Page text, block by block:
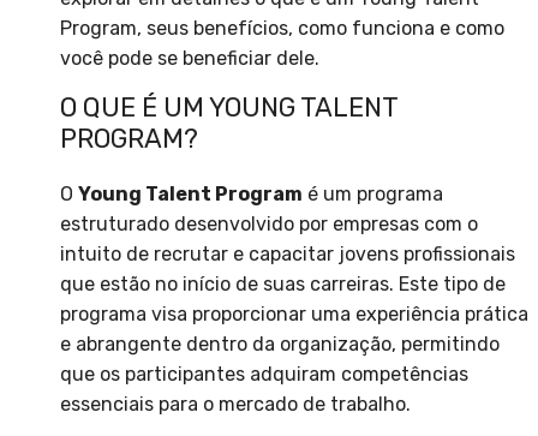
Program, seus benefícios, como funciona e como
você pode se beneficiar dele.
O QUE É UM YOUNG TALENT
PROGRAM?
O Young Talent Program é um programa
estruturado desenvolvido por empresas com o
intuito de recrutar e capacitar jovens profissionais
que estão no início de suas carreiras. Este tipo de
programa visa proporcionar uma experiência prática
e abrangente dentro da organização, permitindo
que os participantes adquiram competências
essenciais para o mercado de trabalho.